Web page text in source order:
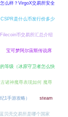
么样？VirgoX交易所安全
CSPR是什么币发行价多少
币交易所汇总介绍
宝可梦阿尔宙斯传说席
等级（冰原守卫者怎么快
古诸神魔尊表现如何 魔尊
1手游攻略） steam
蓝贝壳交易所是哪个国家